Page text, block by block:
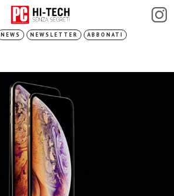
NEWS NEWSLETTER ABBONATI